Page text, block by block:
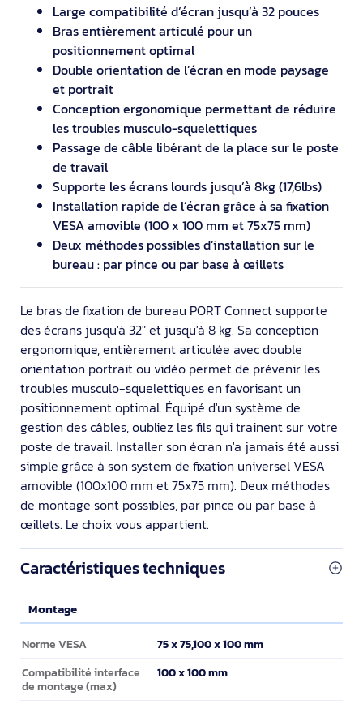
Large compatibilité d’écran jusqu’à 32 pouces
Bras entièrement articulé pour un
positionnement optimal
Double orientation de l’écran en mode paysage
et portrait
Conception ergonomique permettant de réduire
les troubles musculo-squelettiques
Passage de câble libérant de la place sur le poste
de travail
Supporte les écrans lourds jusqu’à 8kg (17,6lbs)
Installation rapide de l’écran grâce à sa fixation
VESA amovible (100 x 100 mm et 75x75 mm)
Deux méthodes possibles d’installation sur le
bureau : par pince ou par base à œillets
Le bras de fixation de bureau PORT Connect supporte
des écrans jusqu'à 32" et jusqu'à 8 kg. Sa conception
ergonomique, entièrement articulée avec double
orientation portrait ou vidéo permet de prévenir les
troubles musculo-squelettiques en favorisant un
positionnement optimal. Équipé d'un système de
gestion des câbles, oubliez les fils qui trainent sur votre
poste de travail. Installer son écran n'a jamais été aussi
simple grâce à son system de fixation universel VESA
amovible (100x100 mm et 75x75 mm). Deux méthodes
de montage sont possibles, par pince ou par base à
œillets. Le choix vous appartient.
Caractéristiques techniques
Montage
Montage
Norme VESA 75 x 75,100 x 100 mm
Compatibilité interface
de montage (max)
100 x 100 mm